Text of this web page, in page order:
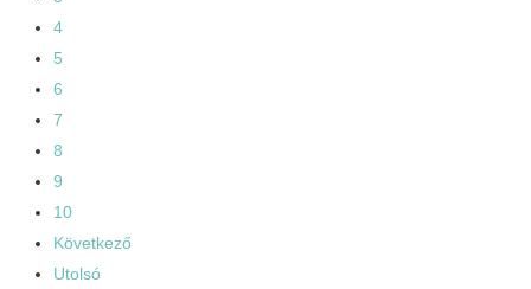
4
5
6
7
8
9
10
Következő
Utolsó